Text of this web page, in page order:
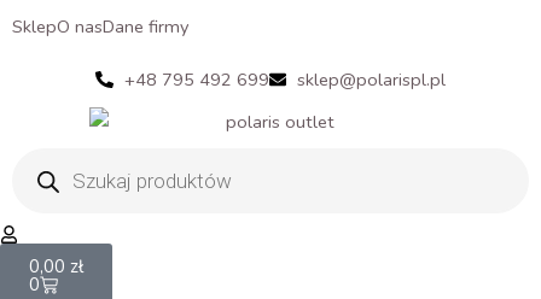
SklepO nasDane firmy
+48 795 492 699 sklep@polarispl.pl
produktów
0,00 zł
0
Cart